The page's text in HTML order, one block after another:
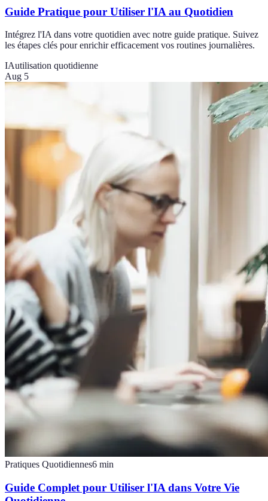
Guide Pratique pour Utiliser l'IA au Quotidien
Intégrez l'IA dans votre quotidien avec notre guide pratique. Suivez
les étapes clés pour enrichir efficacement vos routines journalières.
IAutilisation quotidienne
Aug 5
Pratiques Quotidiennes6 min
Guide Complet pour Utiliser l'IA dans Votre Vie